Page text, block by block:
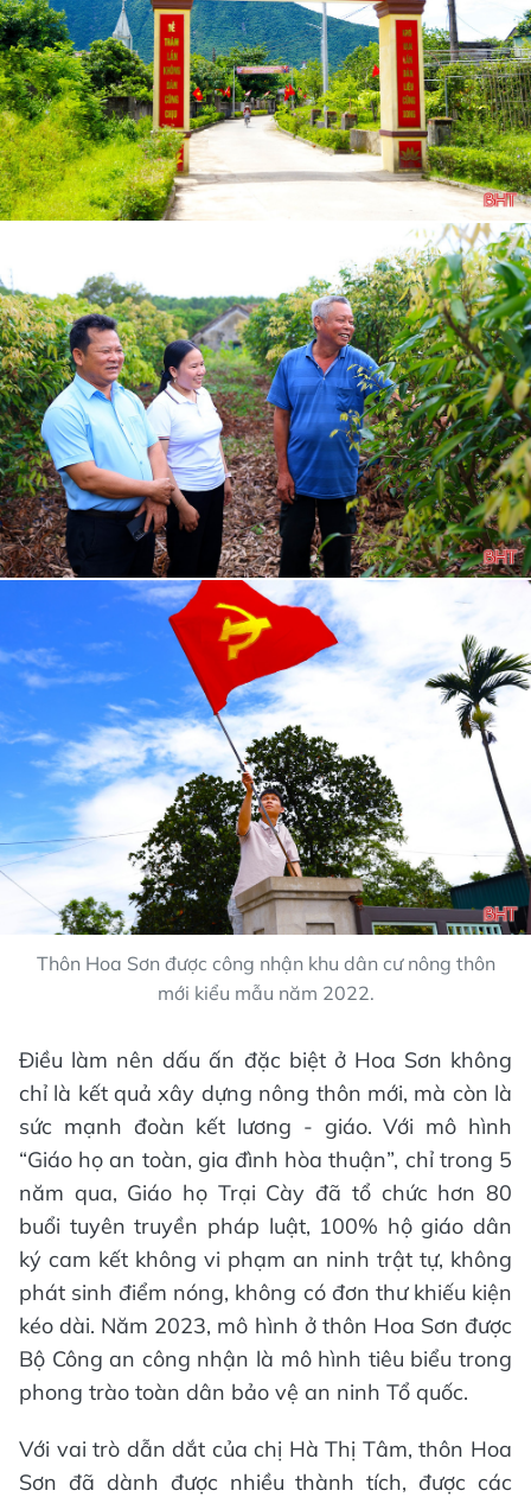
Thôn Hoa Sơn được công nhận khu dân cư nông thôn
mới kiểu mẫu năm 2022.
Điều làm nên dấu ấn đặc biệt ở Hoa Sơn không
chỉ là kết quả xây dựng nông thôn mới, mà còn là
sức mạnh đoàn kết lương - giáo. Với mô hình
“Giáo họ an toàn, gia đình hòa thuận”, chỉ trong 5
năm qua, Giáo họ Trại Cày đã tổ chức hơn 80
buổi tuyên truyền pháp luật, 100% hộ giáo dân
ký cam kết không vi phạm an ninh trật tự, không
phát sinh điểm nóng, không có đơn thư khiếu kiện
kéo dài. Năm 2023, mô hình ở thôn Hoa Sơn được
Bộ Công an công nhận là mô hình tiêu biểu trong
phong trào toàn dân bảo vệ an ninh Tổ quốc.
Với vai trò dẫn dắt của chị Hà Thị Tâm, thôn Hoa
Sơn đã dành được nhiều thành tích, được các